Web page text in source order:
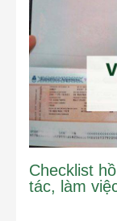
Checklist
tác, làm